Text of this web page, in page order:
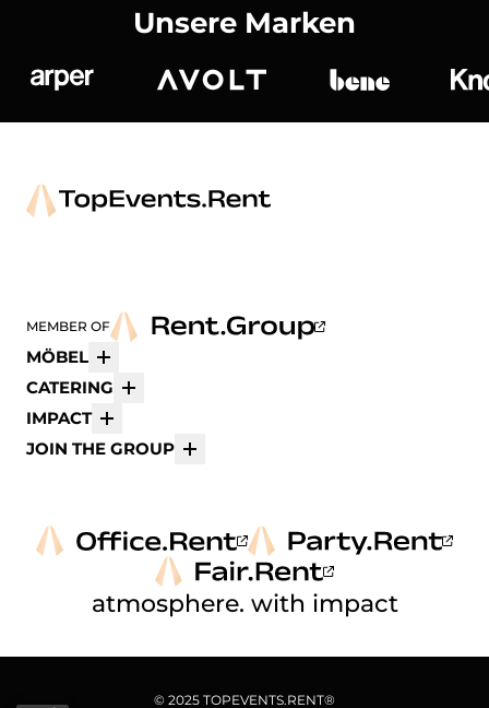
Unsere Marken
MEMBER OF
MÖBEL
CATERING
IMPACT
JOIN THE GROUP
atmosphere. with impact
© 2025 TOPEVENTS.RENT®